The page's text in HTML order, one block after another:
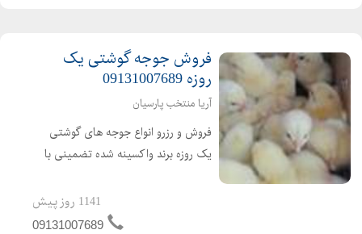
فروش جوجه گوشتی یک
روزه 09131007689
آریا منتخب پارسیان
فروش و رزرو انواع جوجه های گوشتی
یک روزه برند واکسینه شده تضمینی با
مجوز ابطال مجوز ارین راس پلاس کاب
1141 روز پیش
09131007689